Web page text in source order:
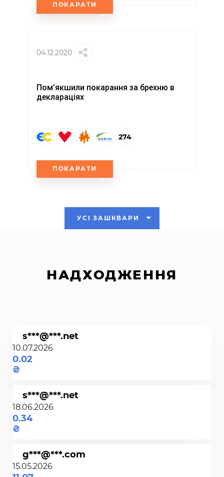
ПОКАРАТИ
04.12.2020
Пом’якшили покарання за брехню в
деклараціях
274
ПОКАРАТИ
УСІ ЗАШКВАРИ
НАДХОДЖЕННЯ
s***@***.net
10.07.2026
0.02
s***@***.net
18.06.2026
0.34
g***@***.com
15.05.2026